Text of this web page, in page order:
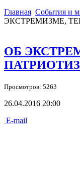
Главная События и
ЭКСТРЕМИЗМЕ,
ОБ
Просмотров: 5263
26.04.2016 20:00
E-mail